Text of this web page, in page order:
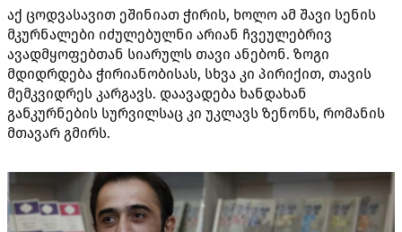
აქ ცოდვასავით ეშინიათ ჭირის, ხოლო ამ შავი სენის
მკურნალები იძულებულნი არიან ჩვეულებრივ
ავადმყოფებთან სიარულს თავი ანებონ. ზოგი
მდიდრდება ჭირიანობისას, სხვა კი პირიქით, თავის
მემკვიდრეს კარგავს. დაავადება ხანდახან
განკურნების სურვილსაც კი უკლავს ზენონს, რომანის
მთავარ გმირს.